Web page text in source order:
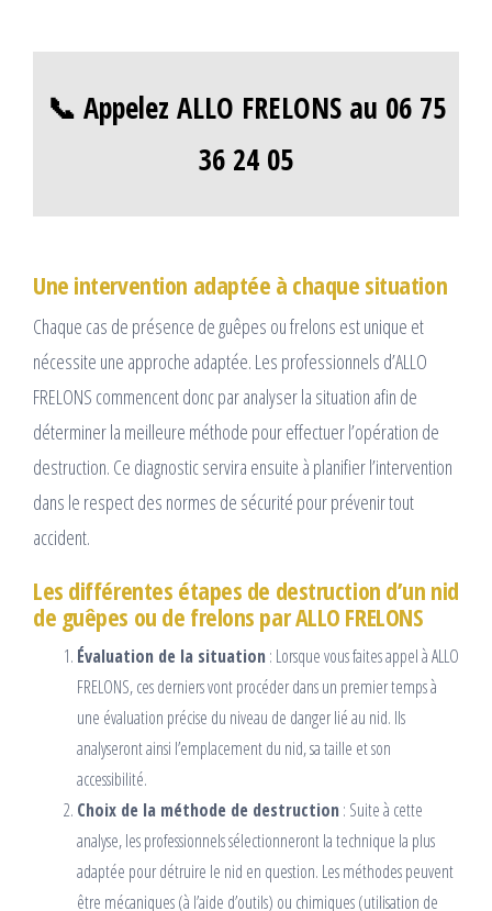
📞 Appelez ALLO FRELONS au 06 75
36 24 05
Une intervention adaptée à chaque situation
Chaque cas de présence de guêpes ou frelons est unique et
nécessite une approche adaptée. Les professionnels d’ALLO
FRELONS commencent donc par analyser la situation afin de
déterminer la meilleure méthode pour effectuer l’opération de
destruction. Ce diagnostic servira ensuite à planifier l’intervention
dans le respect des normes de sécurité pour prévenir tout
accident.
Les différentes étapes de destruction d’un nid
de guêpes ou de frelons par ALLO FRELONS
Évaluation de la situation : Lorsque vous faites appel à ALLO
FRELONS, ces derniers vont procéder dans un premier temps à
une évaluation précise du niveau de danger lié au nid. Ils
analyseront ainsi l’emplacement du nid, sa taille et son
accessibilité.
Choix de la méthode de destruction : Suite à cette
analyse, les professionnels sélectionneront la technique la plus
adaptée pour détruire le nid en question. Les méthodes peuvent
être mécaniques (à l’aide d’outils) ou chimiques (utilisation de